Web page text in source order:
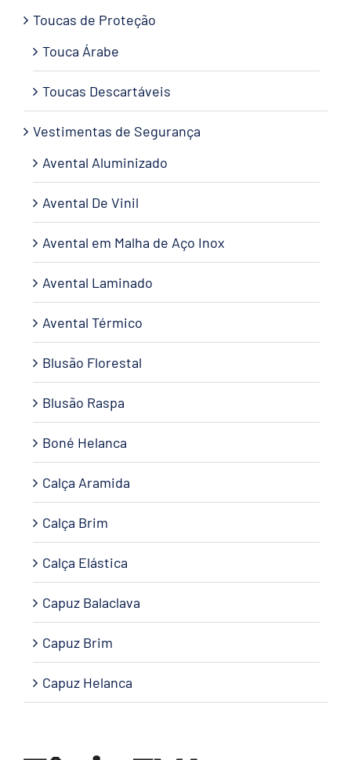
Toucas de Proteção
Touca Árabe
Toucas Descartáveis
Vestimentas de Segurança
Avental Aluminizado
Avental De Vinil
Avental em Malha de Aço Inox
Avental Laminado
Avental Térmico
Blusão Florestal
Blusão Raspa
Boné Helanca
Calça Aramida
Calça Brim
Calça Elástica
Capuz Balaclava
Capuz Brim
Capuz Helanca